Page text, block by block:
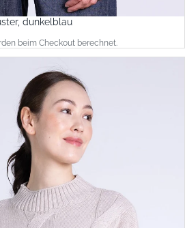
dunkelblau
beim Checkout berechnet.